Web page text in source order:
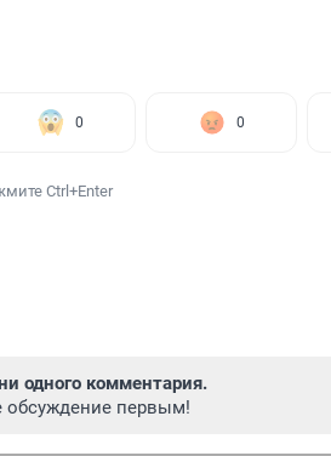
0 0
Ctrl+Enter
одного комментария.
обсуждение первым!